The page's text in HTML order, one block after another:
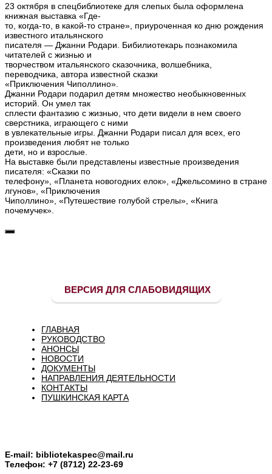
23 октября в спецбиблиотеке для слепых была оформлена
книжная выставка «Где-
то, когда-то, в какой-то стране», приуроченная ко дню рождения
известного итальянского
писателя — Джанни Родари. Бибилиотекарь познакомила
читателей с жизнью и
творчеством итальянского сказочника, волшебника,
переводчика, автора известной сказки
«Приключения Чиполлино».
Джанни Родари подарил детям множество необыкновенных
историй. Он умел так
сплести фантазию с жизнью, что дети видели в нем своего
сверстника, играющего с ними
в увлекательные игры. Джанни Родари писал для всех, его
произведения любят не только
дети, но и взрослые.
На выставке были представлены известные произведения
писателя: «Сказки по
телефону», «Планета новогодних елок», «Джельсомино в стране
лгунов», «Приключения
Чиполлино», «Путешествие голубой стрелы», «Книга
почемучек».
ВЕРСИЯ ДЛЯ СЛАБОВИДЯЩИХ
ГЛАВНАЯ
РУКОВОДСТВО
АНОНСЫ
НОВОСТИ
ДОКУМЕНТЫ
НАПРАВЛЕНИЯ ДЕЯТЕЛЬНОСТИ
КОНТАКТЫ
ПУШКИНСКАЯ КАРТА
E-mail: bibliotekaspec@mail.ru
Телефон: +7 (8712) 22-23-69